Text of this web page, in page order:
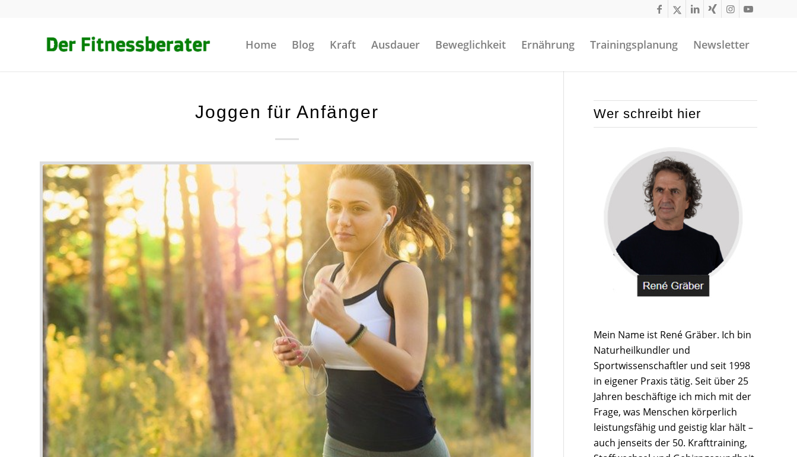
Home Blog Kraft Ausdauer Beweglichkeit Ernährung Trainingsplanung Newsletter
Joggen für Anfänger Wer schreibt hier
Mein Name ist René Gräber. Ich bin
Naturheilkundler und
Sportwissenschaftler und seit 1998
in eigener Praxis tätig. Seit über 25
Jahren beschäftige ich mich mit der
Frage, was Menschen körperlich
leistungsfähig und geistig klar hält –
auch jenseits der 50. Krafttraining,